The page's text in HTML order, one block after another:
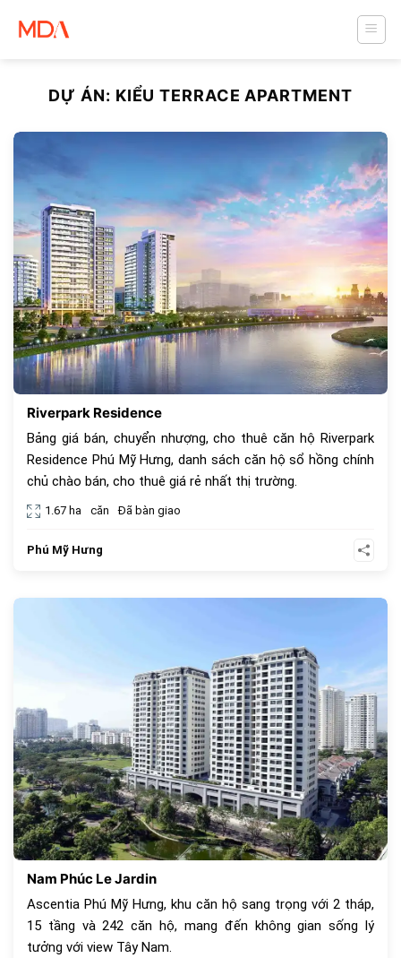
DỰ ÁN: KIỂU TERRACE APARTMENT
Riverpark Residence
Bảng giá bán, chuyển nhượng, cho thuê căn hộ Riverpark
Residence Phú Mỹ Hưng, danh sách căn hộ sổ hồng chính
chủ chào bán, cho thuê giá rẻ nhất thị trường.
1.67 ha căn Đã bàn giao
Phú Mỹ Hưng
Nam Phúc Le Jardin
Ascentia Phú Mỹ Hưng, khu căn hộ sang trọng với 2 tháp,
15 tầng và 242 căn hộ, mang đến không gian sống lý
tưởng với view Tây Nam.